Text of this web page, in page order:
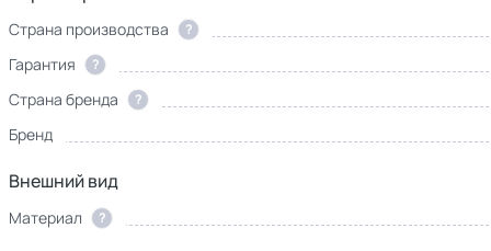
Страна производства ?
Гарантия ?
Страна бренда ?
Бренд
Внешний вид
Материал ?